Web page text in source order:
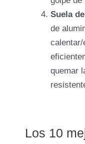
Suela
de
quemar
Los 10